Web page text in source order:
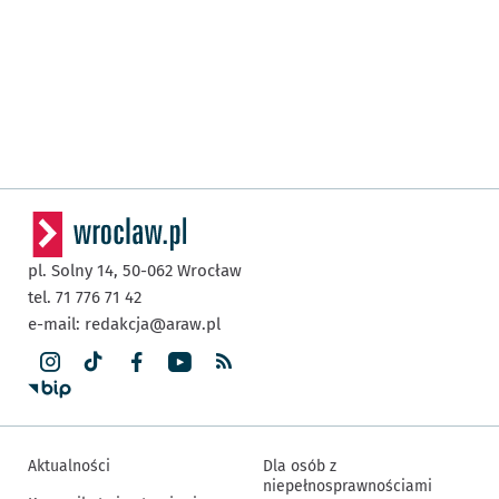
pl. Solny 14, 50-062 Wrocław
tel. 71 776 71 42
e-mail: redakcja@araw.pl
Aktualności
Dla osób z
niepełnosprawnościami